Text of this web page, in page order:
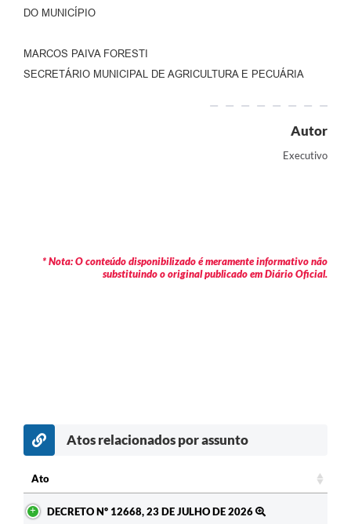
DO MUNICÍPIO
MARCOS PAIVA FORESTI
SECRETÁRIO MUNICIPAL DE AGRICULTURA E PECUÁRIA
Autor
Executivo
* Nota: O conteúdo disponibilizado é meramente informativo não
substituindo o original publicado em Diário Oficial.
Atos relacionados por assunto
Ato
DECRETO Nº 12668, 23 DE JULHO DE 2026